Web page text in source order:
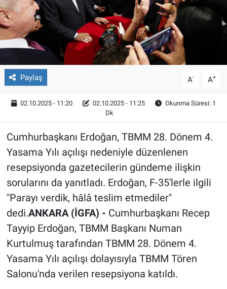
Paylaş A- A+
02.10.2025 - 11:20 02.10.2025 - 11:25
Okunma Süresi: 1
Dk
Cumhurbaşkanı Erdoğan, TBMM 28. Dönem 4.
Yasama Yılı açılışı nedeniyle düzenlenen
resepsiyonda gazetecilerin gündeme ilişkin
sorularını da yanıtladı. Erdoğan, F-35'lerle ilgili
"Parayı verdik, hâlâ teslim etmediler"
dedi.ANKARA (İGFA) - Cumhurbaşkanı Recep
Tayyip Erdoğan, TBMM Başkanı Numan
Kurtulmuş tarafından TBMM 28. Dönem 4.
Yasama Yılı açılışı dolayısıyla TBMM Tören
Salonu'nda verilen resepsiyona katıldı.
Röportaj
Video Galeri